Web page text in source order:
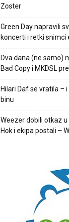
Zoster
Green Day napravili
koncerti i retki snimci
Dva dana (ne samo)
Bad Copy i MKDSL
Hilari Daf se vratila –
binu
Weezer dobili otkaz
Hok i ekipa postali –